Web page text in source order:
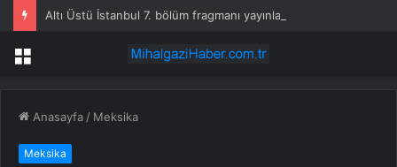
Altı Üstü İstanbul 7. bölüm fragmanı yayınlandı mı?
Menü
Anasayfa / Meksika
Meksika